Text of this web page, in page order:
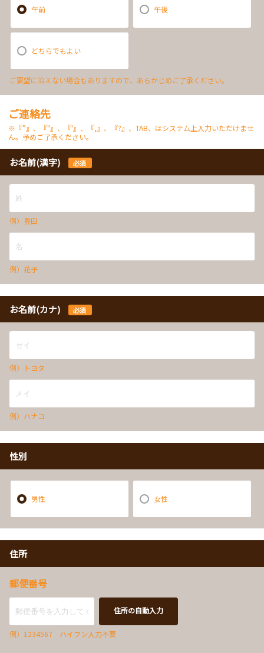
午前 午後
どちらでもよい
ご要望に沿えない場合もありますので、あらかじめご了承ください。
ご連絡先
※『”』、『"』、『'』、『,』、『?』、TAB、はシステム上入力いただけませ
ん。予めご了承ください。
お名前(漢字) 必須
例）豊田
例）花子
お名前(カナ) 必須
例）トヨタ
例）ハナコ
性別
男性 女性
住所
郵便番号
住所の自動入力
例）1234567 ハイフン入力不要